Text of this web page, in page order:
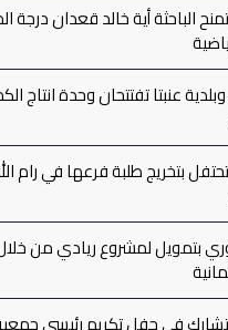
الباحثة أية خالد قعدان درجة
عنبتا تفتتحان وحدة انتاج
بتخريج طلبة فرعها في رام
بتمويل لمشروع ريادي من